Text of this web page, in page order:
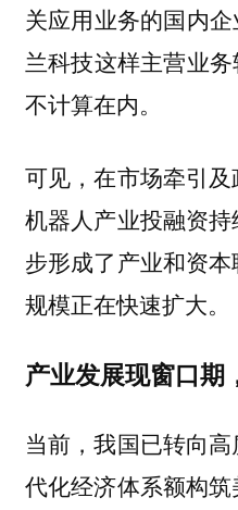
关应用业务的国内
兰科技这样主营业
不计算在内。
可见，在市场牵引
机器人产业投融资
步形成了产业和资
规模正在快速扩大。
产业发展现窗口期
当前，我国已转向
代化经济体系额构